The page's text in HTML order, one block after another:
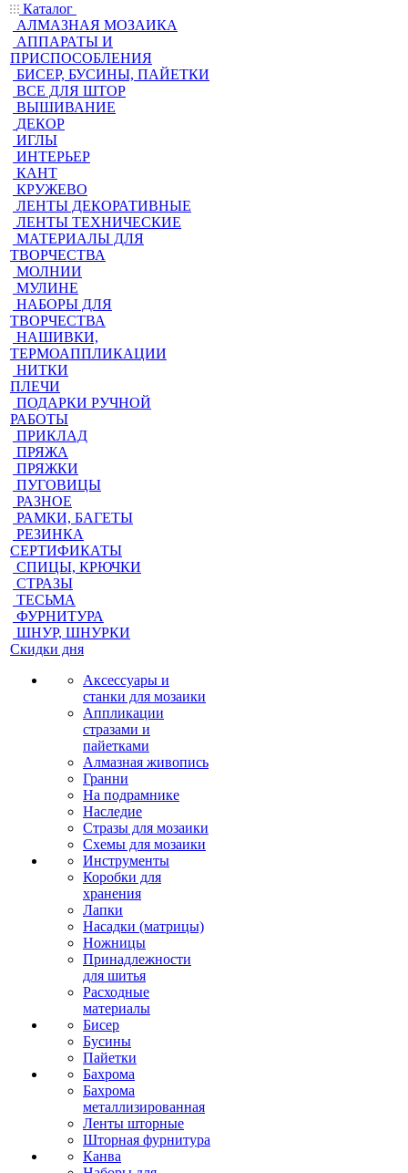
Каталог
АЛМАЗНАЯ МОЗАИКА
АППАРАТЫ И
ПРИСПОСОБЛЕНИЯ
БИСЕР, БУСИНЫ, ПАЙЕТКИ
ВСЕ ДЛЯ ШТОР
ВЫШИВАНИЕ
ДЕКОР
ИГЛЫ
ИНТЕРЬЕР
КАНТ
КРУЖЕВО
ЛЕНТЫ ДЕКОРАТИВНЫЕ
ЛЕНТЫ ТЕХНИЧЕСКИЕ
МАТЕРИАЛЫ ДЛЯ
ТВОРЧЕСТВА
МОЛНИИ
МУЛИНЕ
НАБОРЫ ДЛЯ
ТВОРЧЕСТВА
НАШИВКИ,
ТЕРМОАППЛИКАЦИИ
НИТКИ
ПЛЕЧИ
ПОДАРКИ РУЧНОЙ
РАБОТЫ
ПРИКЛАД
ПРЯЖА
ПРЯЖКИ
ПУГОВИЦЫ
РАЗНОЕ
РАМКИ, БАГЕТЫ
РЕЗИНКА
СЕРТИФИКАТЫ
СПИЦЫ, КРЮЧКИ
СТРАЗЫ
ТЕСЬМА
ФУРНИТУРА
ШНУР, ШНУРКИ
Скидки дня
Аксессуары и
станки для мозаики
Аппликации
стразами и
пайетками
Алмазная живопись
Гранни
На подрамнике
Наследие
Стразы для мозаики
Схемы для мозаики
Инструменты
Коробки для
хранения
Лапки
Насадки (матрицы)
Ножницы
Принадлежности
для шитья
Расходные
материалы
Бисер
Бусины
Пайетки
Бахрома
Бахрома
металлизированная
Ленты шторные
Шторная фурнитура
Канва